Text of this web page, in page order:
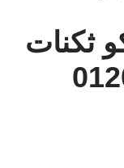
ثكنات